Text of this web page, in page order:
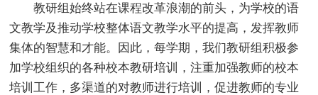
教研组始终站在课程改革浪潮的前头，为学校的语
文教学及推动学校整体语文教学水平的提高，发挥教师
集体的智慧和才能。因此，每学期，我们教研组积极参
加学校组织的各种校本教研培训，注重加强教师的校本
培训工作，多渠道的对教师进行培训，促进教师的专业